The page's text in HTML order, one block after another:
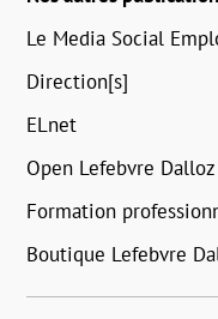
Le Media Social
Direction[s]
ELnet
Open Lefebvre Dalloz
Formation
Boutique Lefebvre